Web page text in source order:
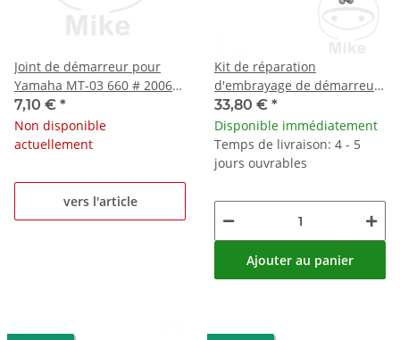
Joint de démarreur pour
Yamaha MT-03 660 # 2006-
2008
7,10 € *
Non disponible
actuellement
vers l'article
Kit de réparation
d'embrayage de démarreur
SCK-901 pour Honda
Kawasaki Suzuki
33,80 € *
Disponible immédiatement
Temps de livraison: 4 - 5
jours ouvrables
Ajouter au panier